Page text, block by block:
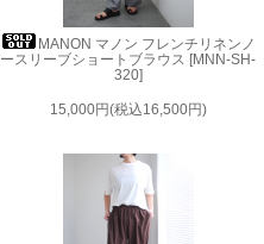
MANON マノン フレンチリネンノ
ースリーブショートブラウス [MNN-SH-
320]
15,000円(税込16,500円)